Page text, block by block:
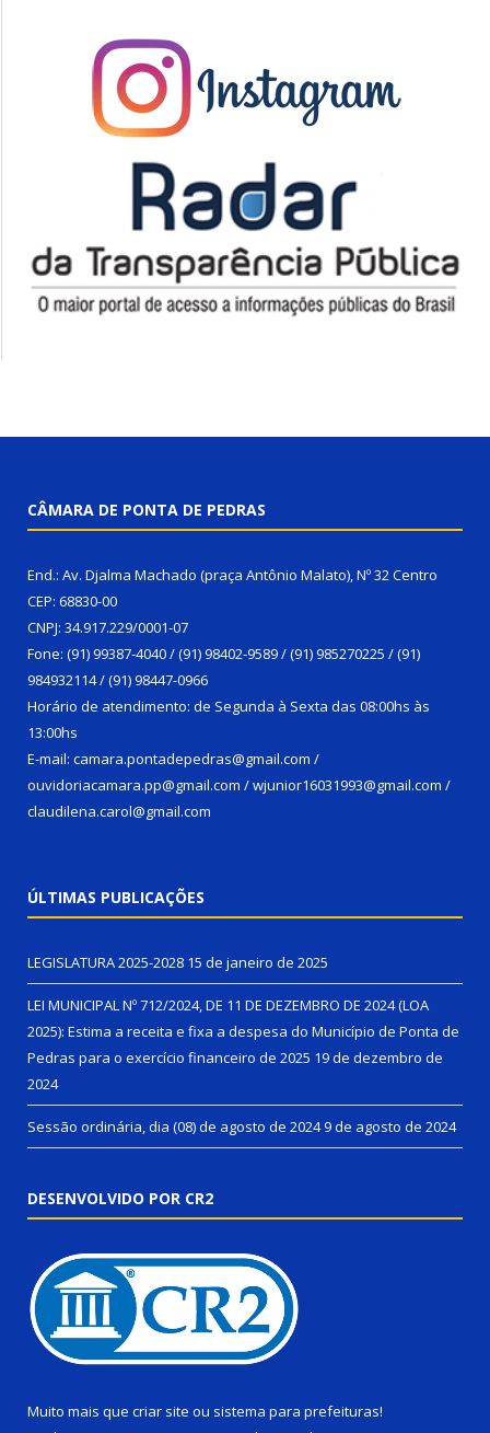
CÂMARA DE PONTA DE PEDRAS
End.: Av. Djalma Machado (praça Antônio Malato), Nº 32 Centro
CEP: 68830-00
CNPJ: 34.917.229/0001-07
Fone: (91) 99387-4040 / (91) 98402-9589 / (91) 985270225 / (91)
984932114 / (91) 98447-0966
Horário de atendimento: de Segunda à Sexta das 08:00hs às
13:00hs
E-mail: camara.pontadepedras@gmail.com /
ouvidoriacamara.pp@gmail.com / wjunior16031993@gmail.com /
claudilena.carol@gmail.com
ÚLTIMAS PUBLICAÇÕES
LEGISLATURA 2025-2028 15 de janeiro de 2025
LEI MUNICIPAL Nº 712/2024, DE 11 DE DEZEMBRO DE 2024 (LOA
2025): Estima a receita e fixa a despesa do Município de Ponta de
Pedras para o exercício financeiro de 2025 19 de dezembro de
2024
Sessão ordinária, dia (08) de agosto de 20249 de agosto de 2024
DESENVOLVIDO POR CR2
Muito mais que criar site ou sistema para prefeituras!